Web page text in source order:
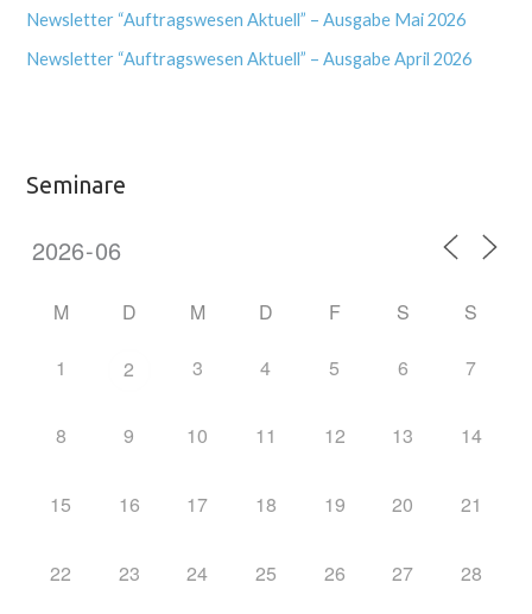
Newsletter “Auftragswesen Aktuell” – Ausgabe Mai 2026
Newsletter “Auftragswesen Aktuell” – Ausgabe April 2026
Seminare
M D M D F S S
1 2 3 4 5 6 7
8 9 10 11 12 13 14
15 16 17 18 19 20 21
22 23 24 25 26 27 28